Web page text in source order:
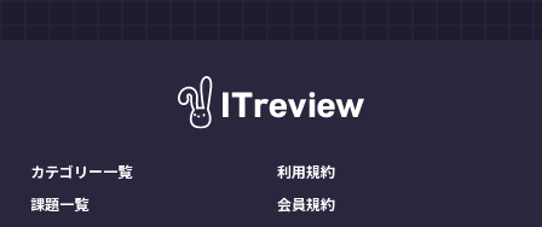
カテゴリー一覧
課題一覧
利用規約
会員規約